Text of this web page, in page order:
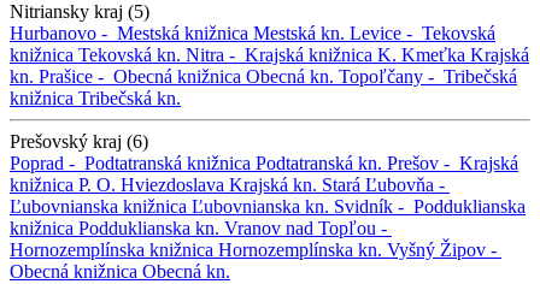
Nitriansky kraj (5)
Hurbanovo - Mestská knižnica Mestská kn. Levice - Tekovská
knižnica Tekovská kn. Nitra - Krajská knižnica K. Kmeťka Krajská
kn. Prašice - Obecná knižnica Obecná kn. Topoľčany - Tribečská
knižnica Tribečská kn.
Prešovský kraj (6)
Poprad - Podtatranská knižnica Podtatranská kn. Prešov - Krajská
knižnica P. O. Hviezdoslava Krajská kn. Stará Ľubovňa -
Ľubovnianska knižnica Ľubovnianska kn. Svidník - Podduklianska
knižnica Podduklianska kn. Vranov nad Topľou -
Hornozemplínska knižnica Hornozemplínska kn. Vyšný Žipov -
Obecná knižnica Obecná kn.